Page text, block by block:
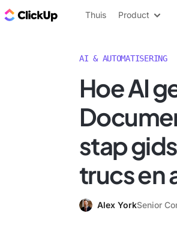
ClickUp Blog
Thuis Product
AI & AUTOMATISERING
Hoe AI
stap
trucs en
Alex YorkSenior